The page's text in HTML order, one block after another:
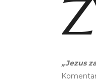
„Jezus